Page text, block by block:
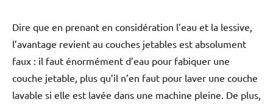
Dire que en prenant en considération l’eau et la lessive,
l’avantage revient au couches jetables est absolument
faux : il faut énormément d’eau pour fabiquer une
couche jetable, plus qu’il n’en faut pour laver une couche
lavable si elle est lavée dans une machine pleine. De plus,